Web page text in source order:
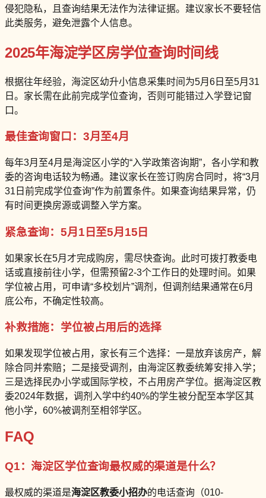
侵犯隐私，且查询结果无法作为法律证据。建议家长不要轻信
此类服务，避免泄露个人信息。
2025年海淀学区房学位查询时间线
根据往年经验，海淀区幼升小信息采集时间为5月6日至5月31
日。家长需在此前完成学位查询，否则可能错过入学登记窗
口。
最佳查询窗口：3月至4月
每年3月至4月是海淀区小学的“入学政策咨询期”，各小学和教
委的咨询电话较为畅通。建议家长在签订购房合同时，将“3月
31日前完成学位查询”作为前置条件。如果查询结果异常，仍
有时间更换房源或调整入学方案。
紧急查询：5月1日至5月15日
如果家长在5月才完成购房，需尽快查询。此时可拨打教委电
话或直接前往小学，但需预留2-3个工作日的处理时间。如果
学位被占用，可申请“多校划片”调剂，但调剂结果通常在6月
底公布，不确定性较高。
补救措施：学位被占用后的选择
如果发现学位被占用，家长有三个选择：一是放弃该房产，解
除合同并索赔；二是接受调剂，由海淀区教委统筹安排入学；
三是选择民办小学或国际学校，不占用房产学位。据海淀区教
委2024年数据，调剂入学中约40%的学生被分配至本学区其
他小学，60%被调剂至相邻学区。
FAQ
Q1：海淀区学位查询最权威的渠道是什么？
最权威的渠道是海淀区教委小招办的电话查询（010-